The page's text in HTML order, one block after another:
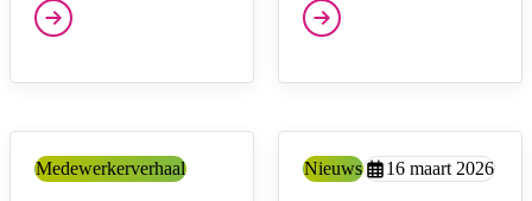
Categorie:
Medewerkerverhaal Type:
NieuwsAangemaakt op:
16 maart 2026